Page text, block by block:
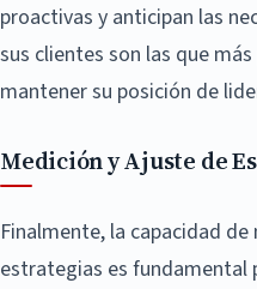
proactivas y anticipan las
sus clientes son las que
mantener su posición de
Medición y Ajuste de
Finalmente, la capacidad
estrategias es fundamental